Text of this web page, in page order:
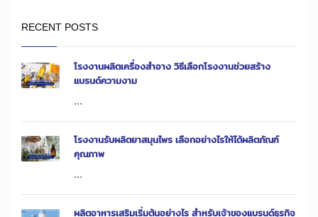
RECENT POSTS
โรงงานผลิตเครื่องสำอาง วิธีเลือกโรงงานช่วยสร้าง
แบรนด์ความงาม
...
โรงงานรับผลิตยาสมุนไพร เลือกอย่างไรให้ได้ผลิตภัณฑ์
คุณภาพ
...
ผลิตอาหารเสริมเริ่มต้นอย่างไร สำหรับเจ้าของแบรนด์ธุรกิจ